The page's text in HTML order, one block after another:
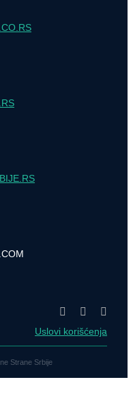
Uslovi korišćenja
Strane Srbije